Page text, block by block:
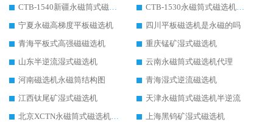
CTB-1540新疆永磁筒式磁选机
CTB-1530永磁筒式磁选机代理商
宁夏永磁高梯度平板磁选机
四川平板磁选机是永磁的吗
青海平板式高强磁磁选机
重庆锰矿湿式磁选机
山东半逆流湿式磁选机
云南永磁筒式磁选机代理
河南磁选机永磁筒结构图
青海湿式逆流磁选机
江西钛尾矿湿式磁选机
天津永磁筒式磁选机半逆流
北京XCTN永磁筒式磁选机磁块位置
上海黑钨矿湿式磁选机